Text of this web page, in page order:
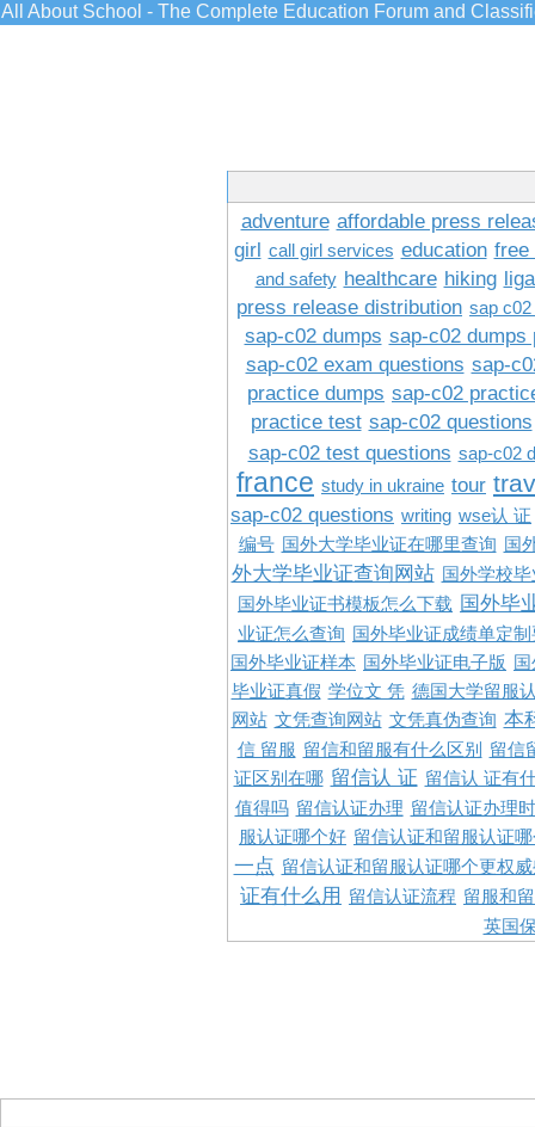
All About School - The Complete Education Forum and
adventure affordable press
girl call girl services education free
and safety healthcare hiking
press release distribution sap
sap-c02 dumps sap-c02 dumps
sap-c02 exam questions sap-
practice dumps sap-c02
practice test sap-c02 questions
sap-c02 test questions sap-c02
france study in ukraine tour
sap-c02 questions writing wse认 证
编号 国外大学毕业证在哪里查询 国
外大学毕业证查询网站 国外学校
国外毕业证书模板怎么下载 国外毕
业证怎么查询
国外毕业证成绩单定
国外毕业证样本
国外毕业证电子版
毕业证真假 学位文 凭 德国大学留服
网站 文凭查询网站 文凭真伪查询 本
信 留服 留信和留服有什么区别
留信
证区别在哪 留信认 证 留信认 证有
值得吗 留信认证办理 留信认证办理
服认证哪个好 留信认证和留服认证
一点 留信认证和留服认证哪个更权
证有什么用 留信认证流程 留服和
英国